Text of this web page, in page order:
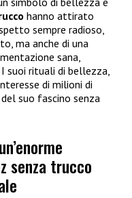
hanno attirato
sempre radioso,
ma anche di una
sana,
suoi rituali di bellezza,
di milioni di
suo fascino senza
senza trucco